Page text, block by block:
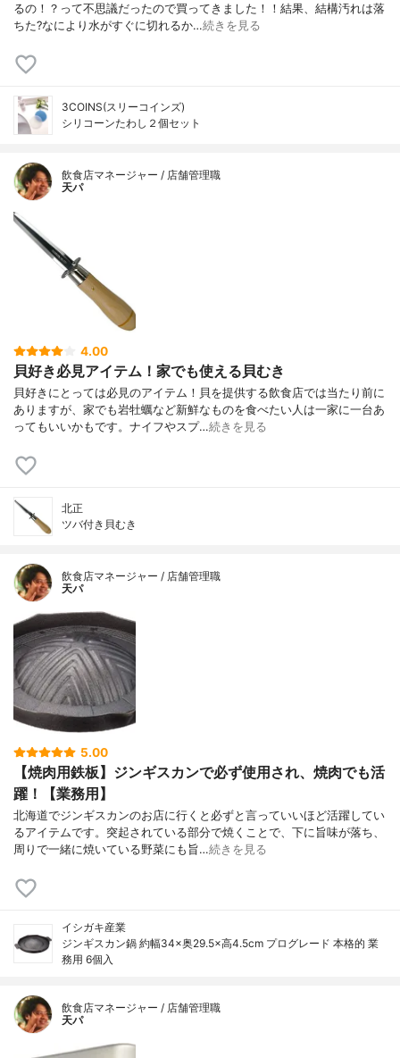
るの！？って不思議だったので買ってきました！！結果、結構汚れは落
ちた?なにより水がすぐに切れるか…続きを見る
3COINS(スリーコインズ)
シリコーンたわし２個セット
飲食店マネージャー / 店舗管理職
天パ
4.00
貝好き必見アイテム！家でも使える貝むき
貝好きにとっては必見のアイテム！貝を提供する飲食店では当たり前に
ありますが、家でも岩牡蠣など新鮮なものを食べたい人は一家に一台あ
ってもいいかもです。ナイフやスプ…続きを見る
北正
ツバ付き貝むき
飲食店マネージャー / 店舗管理職
天パ
5.00
【焼肉用鉄板】ジンギスカンで必ず使用され、焼肉でも活
躍！【業務用】
北海道でジンギスカンのお店に行くと必ずと言っていいほど活躍してい
るアイテムです。突起されている部分で焼くことで、下に旨味が落ち、
周りで一緒に焼いている野菜にも旨…続きを見る
イシガキ産業
ジンギスカン鍋 約幅34×奥29.5×高4.5cm プログレード 本格的 業
務用 6個入
飲食店マネージャー / 店舗管理職
天パ